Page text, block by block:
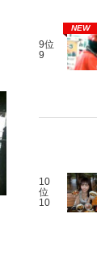
9位
9
NEW
10
位
10